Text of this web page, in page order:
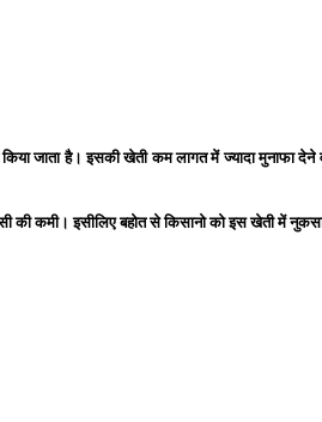
जाता है। इसकी खेती कम लागत में ज्यादा
की कमी। इसीलिए बहोत से किसानो को इस खेती में